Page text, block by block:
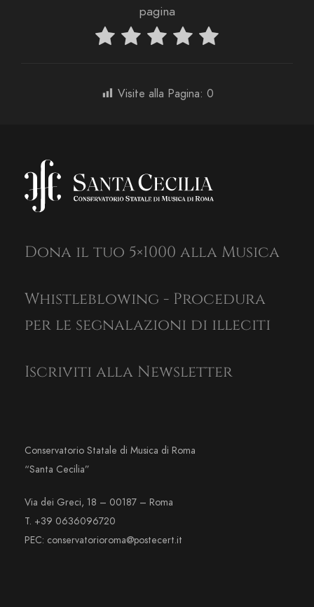
pagina
Visite alla Pagina: 0
Dona il tuo 5×1000 alla Musica
Whistleblowing - Procedura
per le segnalazioni di illeciti
Iscriviti alla Newsletter
Conservatorio Statale di Musica di Roma
“Santa Cecilia”
Via dei Greci, 18 – 00187 – Roma
T. +39 0636096720
PEC: conservatorioroma@postecert.it